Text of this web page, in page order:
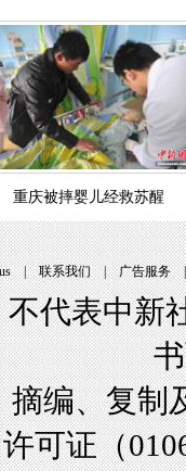
重庆被摔婴儿经救苏醒
|联系我们|广告服务
代表中新
编、复制
可证（